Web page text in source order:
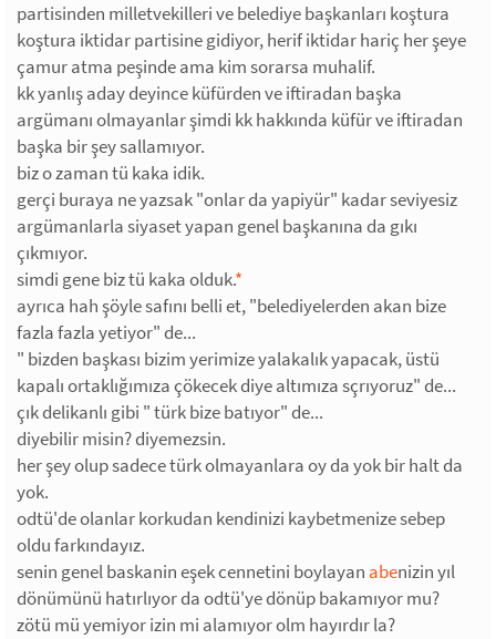
partisinden milletvekilleri ve belediye başkanları koştura
koştura iktidar partisine gidiyor, herif iktidar hariç her şeye
çamur atma peşinde ama kim sorarsa muhalif.
kk yanlış aday deyince küfürden ve iftiradan başka
argümanı olmayanlar şimdi kk hakkında küfür ve iftiradan
başka bir şey sallamıyor.
biz o zaman tü kaka idik.
gerçi buraya ne yazsak "onlar da yapiyür" kadar seviyesiz
argümanlarla siyaset yapan genel başkanına da gıkı
çıkmıyor.
simdi gene biz tü kaka olduk.*
ayrıca hah şöyle safını belli et, "belediyelerden akan bize
fazla fazla yetiyor" de...
" bizden başkası bizim yerimize yalakalık yapacak, üstü
kapalı ortaklığımıza çökecek diye altımıza sçrıyoruz" de...
çık delikanlı gibi " türk bize batıyor" de...
diyebilir misin? diyemezsin.
her şey olup sadece türk olmayanlara oy da yok bir halt da
yok.
odtü'de olanlar korkudan kendinizi kaybetmenize sebep
oldu farkındayız.
senin genel baskanin eşek cennetini boylayan abenizin yıl
dönümünü hatırlıyor da odtü'ye dönüp bakamıyor mu?
zötü mü yemiyor izin mi alamıyor olm hayırdır la?